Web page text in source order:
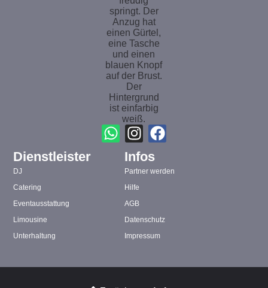
Dienstleister
DJ
Catering
Eventausstattung
Limousine
Unterhaltung
Infos
Partner werden
Hilfe
AGB
Datenschutz
Impressum